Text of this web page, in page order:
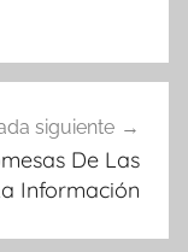
siguiente
De Las
Información